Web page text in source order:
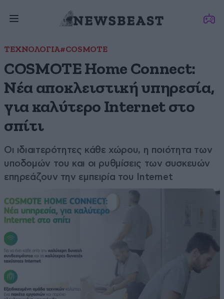
ΤΕΧΝΟΛΟΓΙΑ#COSMOTE
COSMOTE Home Connect:
Νέα αποκλειστική υπηρεσία,
για καλύτερο Internet στο
σπίτι
Οι ιδιαιτερότητες κάθε χώρου, η ποιότητα των
υποδομών του και οι ρυθμίσεις των συσκευών
επηρεάζουν την εμπειρία του Internet